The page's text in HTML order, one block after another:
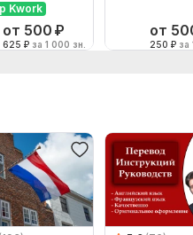
Kwork
от 500 ₽
625 ₽ за 1 000 зн.
от
250 ₽ за